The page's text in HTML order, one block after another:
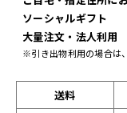
ソーシャルギフト
大量注文・法人利用
※引き出物利用の場合は
送料